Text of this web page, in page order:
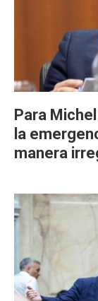
Para
la
manera